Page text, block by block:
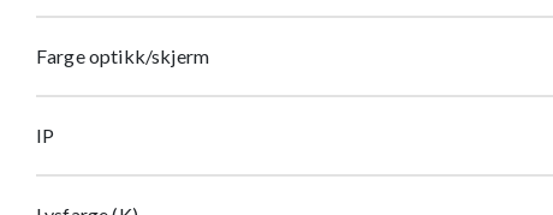
Farge optikk/skjerm
IP